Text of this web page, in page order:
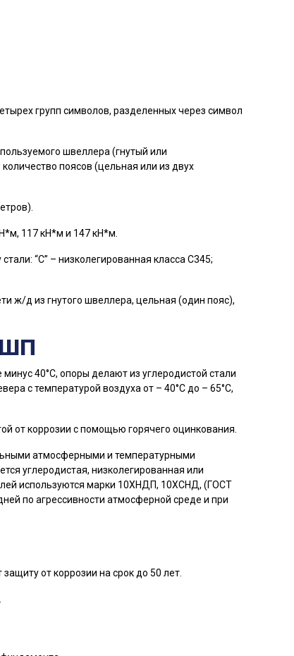
групп символов, разделенных через символ
швеллера (гнутый или
поясов (цельная или из двух
117 кН*м и 147 кН*м.
“С” – низколегированная класса С345;
ж/д из гнутого швеллера, цельная (один пояс),
40°С, опоры делают из углеродистой стали
с температурой воздуха от – 40°С до – 65°С,
от коррозии с помощью горячего оцинкования.
атмосферными и температурными
углеродистая, низколегированная или
используются марки 10ХНДП, 10ХСНД, (ГОСТ
по агрессивности атмосферной среде и при
защиту от коррозии на срок до 50 лет.